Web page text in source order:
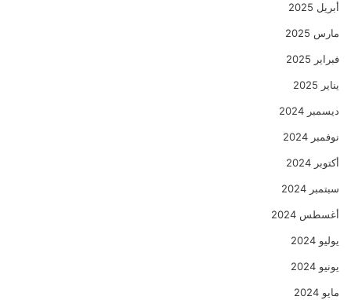
أبريل 2025
مارس 2025
فبراير 2025
يناير 2025
ديسمبر 2024
نوفمبر 2024
أكتوبر 2024
سبتمبر 2024
أغسطس 2024
يوليو 2024
يونيو 2024
مايو 2024